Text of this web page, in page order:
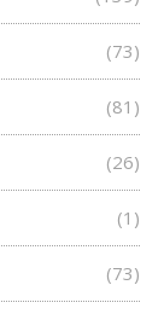
(73)
(81)
(26)
(1)
(73)